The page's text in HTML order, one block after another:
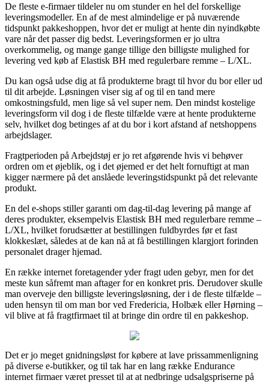
De fleste e-firmaer tildeler nu om stunder en hel del forskellige
leveringsmodeller. En af de mest almindelige er på nuværende
tidspunkt pakkeshoppen, hvor det er muligt at hente din nyindkøbte
vare når det passer dig bedst. Leveringsformen er jo ultra
overkommelig, og mange gange tillige den billigste mulighed for
levering ved køb af Elastisk BH med regulerbare remme – L/XL.
Du kan også udse dig at få produkterne bragt til hvor du bor eller ud
til dit arbejde. Løsningen viser sig af og til en tand mere
omkostningsfuld, men lige så vel super nem. Den mindst kostelige
leveringsform vil dog i de fleste tilfælde være at hente produkterne
selv, hvilket dog betinges af at du bor i kort afstand af netshoppens
arbejdslager.
Fragtperioden på Arbejdstøj er jo ret afgørende hvis vi behøver
ordren om et øjeblik, og i det øjemed er det helt fornuftigt at man
kigger nærmere på det anslåede leveringstidspunkt på det relevante
produkt.
En del e-shops stiller garanti om dag-til-dag levering på mange af
deres produkter, eksempelvis Elastisk BH med regulerbare remme –
L/XL, hvilket forudsætter at bestillingen fuldbyrdes før et fast
klokkeslæt, således at de kan nå at få bestillingen klargjort forinden
personalet drager hjemad.
En række internet foretagender yder fragt uden gebyr, men for det
meste kun såfremt man aftager for en konkret pris. Derudover skulle
man overveje den billigste leveringsløsning, der i de fleste tilfælde –
uden hensyn til om man bor ved Fredericia, Holbæk eller Hørning –
vil blive at få fragtfirmaet til at bringe din ordre til en pakkeshop.
Det er jo meget gnidningsløst for købere at lave prissammenligning
på diverse e-butikker, og til tak har en lang række Endurance
internet firmaer været presset til at at nedbringe udsalgspriserne på